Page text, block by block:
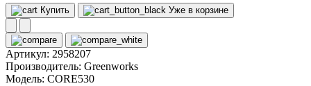
Купить Уже в корзине
Артикул: 2958207
Производитель: Greenworks
Модель: CORE530